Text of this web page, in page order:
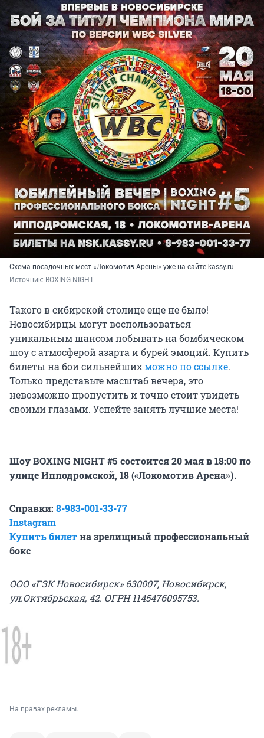
Схема посадочных мест «Локомотив Арены» уже на сайте kassy.ru
Источник: BOXING NIGHT
Такого в сибирской столице еще не было!
Новосибирцы могут воспользоваться
уникальным шансом побывать на бомбическом
шоу с атмосферой азарта и бурей эмоций. Купить
билеты на бои сильнейшихможно по ссылке.
Только представьте масштаб вечера, это
невозможно пропустить и точно стоит увидеть
своими глазами. Успейте занять лучшие места!
Шоу BOXING NIGHT #5 состоится 20 мая в 18:00 по
улице Ипподромской, 18 («Локомотив Арена»).
Справки: 8-983-001-33-77
Instagram
Купить билетна зрелищный профессиональный
бокс
ООО «ГЗК Новосибирск» 630007, Новосибирск,
ул.Октябрьская, 42. ОГРН 1145476095753.
На правах рекламы.